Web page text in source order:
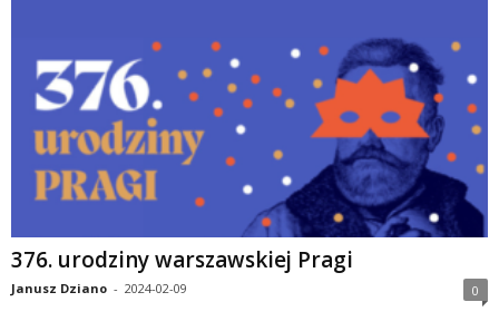
376. urodziny warszawskiej Pragi
Janusz Dziano - 2024-02-09 0